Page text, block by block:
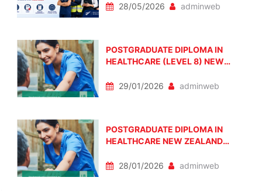
28/05/2026
adminweb
POSTGRADUATE DIPLOMA IN
HEALTHCARE (LEVEL 8) NEW
| LỘ TRÌNH HỌC – LÀM – Ở LẠI SAU
29/01/2026 adminweb
POSTGRADUATE DIPLOMA IN
HEALTHCARE NEW ZEALAND
& CƠ HỘI ĐỊNH CƯ
28/01/2026 adminweb